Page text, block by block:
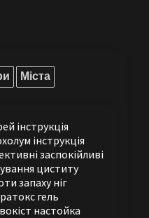
Міста
інструкція
інструкція
заспокійливі
циститу
запаху ніг
гель
настойка